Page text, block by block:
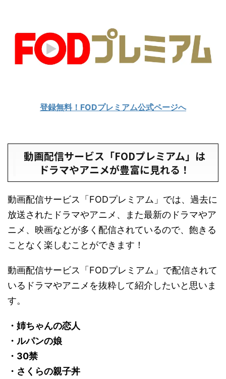
登録無料！FODプレミアム公式ページへ
動画配信サービス「FODプレミアム」は
ドラマやアニメが豊富に見れる！
動画配信サービス「FODプレミアム」では、過去に
放送されたドラマやアニメ、また最新のドラマやア
ニメ、映画などが多く配信されているので、飽きる
ことなく楽しむことができます！
動画配信サービス「FODプレミアム」で配信されて
いるドラマやアニメを抜粋して紹介したいと思いま
す。
・姉ちゃんの恋人
・ルパンの娘
・30禁
・さくらの親子丼